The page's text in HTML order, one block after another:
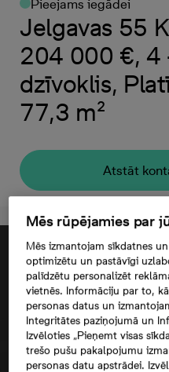
Pieejams iegādei
Jelgavas 55
204 000 €, 4
dzīvoklis,
77,3 m²
Atstāt
Mēs rūpējamies par
Mēs izmantojam sīkdatnes
optimizētu un pastāvīgi
palīdzētu personalizēt
vietnēs. Informāciju par to,
personas datus un
Integritātes paziņojumā un
Izvēloties „Pieņemt visas
trešo pušu pakalpojumu
personas datu apstrādei.